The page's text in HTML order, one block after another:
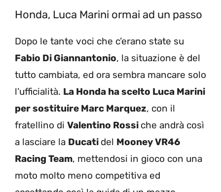
Honda, Luca Marini ormai ad un passo
Dopo le tante voci che c’erano state su
Fabio Di Giannantonio, la situazione è del
tutto cambiata, ed ora sembra mancare solo
l’ufficialità. La Honda ha scelto Luca Marini
per sostituire Marc Marquez, con il
fratellino di Valentino Rossi che andrà così
a lasciare la Ducati del Mooney VR46
Racing Team, mettendosi in gioco con una
moto molto meno competitiva ed